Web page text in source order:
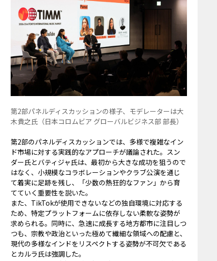
第2部パネルディスカッションの様子、モデレーターは⼤
⽊貴之氏（⽇本コロムビア グローバルビジネス部 部⻑）
第2部のパネルディスカッションでは、多様で複雑なイン
ド市場に対する実践的なアプローチが議論された。スン
ダー氏とバティジャ氏は、最初から大きな成功を狙うので
はなく、小規模なコラボレーションやクラブ公演を通じ
て着実に足跡を残し、「少数の熱狂的なファン」から育
てていく重要性を説いた。
また、TikTokが使用できないなどの独自環境に対応する
ため、特定プラットフォームに依存しない柔軟な姿勢が
求められる。同時に、急速に成長する地方都市に注目しつ
つも、宗教や政治といった極めて繊細な領域への配慮と、
現代の多様なインドをリスペクトする姿勢が不可欠である
とカルラ氏は強調した。